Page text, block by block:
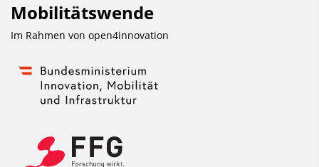
Mobilitätswende
Im Rahmen von open4innovation